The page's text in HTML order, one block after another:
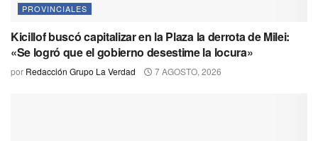
PROVINCIALES
Kicillof buscó capitalizar en la Plaza la derrota de Milei:
«Se logró que el gobierno desestime la locura»
por Redacción Grupo La Verdad 7 AGOSTO, 2026